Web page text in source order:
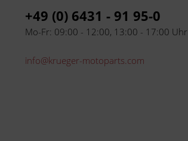
+49 (0) 6431 - 91 95-0
Mo-Fr: 09:00 - 12:00, 13:00 - 17:00 Uhr
info@krueger-motoparts.com